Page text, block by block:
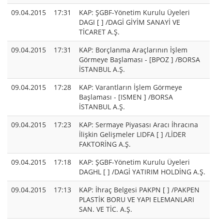
09.04.2015
17:31
KAP: ŞGBF-Yönetim Kurulu Üyeleri
DAGI [ ] /DAGİ GİYİM SANAYİ VE
TİCARET A.Ş.
09.04.2015
17:31
KAP: Borçlanma Araçlarının İşlem
Görmeye Başlaması - [BPOZ ] /BORSA
İSTANBUL A.Ş.
09.04.2015
17:28
KAP: Varantların İşlem Görmeye
Başlaması - [ISMEN ] /BORSA
İSTANBUL A.Ş.
09.04.2015
17:23
KAP: Sermaye Piyasası Aracı İhracına
İlişkin Gelişmeler LIDFA [ ] /LİDER
FAKTORİNG A.Ş.
09.04.2015
17:18
KAP: ŞGBF-Yönetim Kurulu Üyeleri
DAGHL [ ] /DAGİ YATIRIM HOLDİNG A.Ş.
09.04.2015
17:13
KAP: İhraç Belgesi PAKPN [ ] /PAKPEN
PLASTİK BORU VE YAPI ELEMANLARI
SAN. VE TİC. A.Ş.